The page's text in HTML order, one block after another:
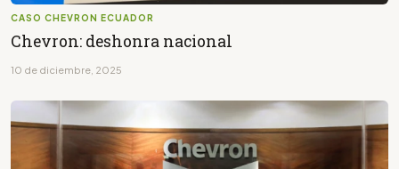
CASO CHEVRON ECUADOR
Chevron: deshonra nacional
10 de diciembre, 2025